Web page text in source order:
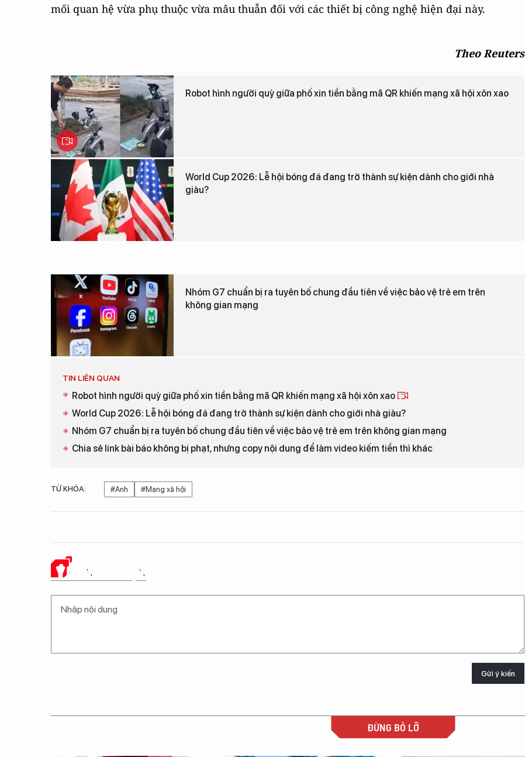
mối quan hệ vừa phụ thuộc vừa mâu thuẫn đối với các thiết bị công nghệ hiện đại này.
Theo Reuters
Robot hình người quỳ giữa phố xin tiền bằng mã QR khiến mạng xã hội xôn xao
World Cup 2026: Lễ hội bóng đá đang trở thành sự kiện dành cho giới nhà
giàu?
Nhóm G7 chuẩn bị ra tuyên bố chung đầu tiên về việc bảo vệ trẻ em trên
không gian mạng
TIN LIÊN QUAN
Robot hình người quỳ giữa phố xin tiền bằng mã QR khiến mạng xã hội xôn xao
World Cup 2026: Lễ hội bóng đá đang trở thành sự kiện dành cho giới nhà giàu?
Nhóm G7 chuẩn bị ra tuyên bố chung đầu tiên về việc bảo vệ trẻ em trên không gian mạng
Chia sẻ link bài báo không bị phạt, nhưng copy nội dung để làm video kiếm tiền thì khác
TỪ KHÓA: #Anh #Mạng xã hội
Ý KIẾN CỦA BẠN
Gửi ý kiến
ĐỪNG BỎ LỠ